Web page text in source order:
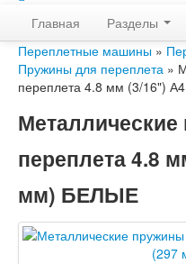
Главная Разделы
Переплетные машины »
Пружины для переплета »
переплета 4.8 мм (3/16")
переплета 4.8
мм) БЕЛЫЕ